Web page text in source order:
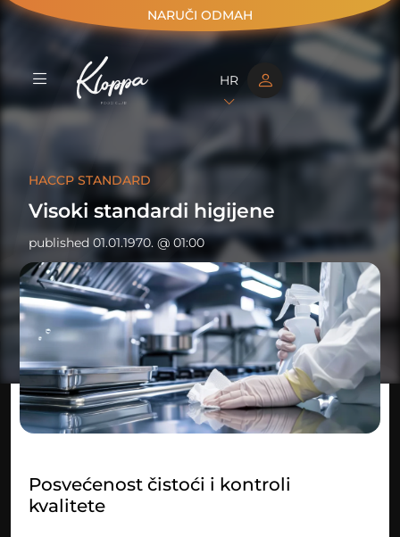
HR
NARUČI ODMAH
HACCP STANDARD
Visoki standardi higijene
published 01.01.1970. @ 01:00
Posvećenost čistoći i kontroli
kvalitete